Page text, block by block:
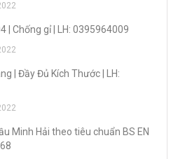
| Chống gỉ | LH: 0395964009
| Đầy Đủ Kích Thước | LH:
Minh Hải theo tiêu chuẩn BS EN